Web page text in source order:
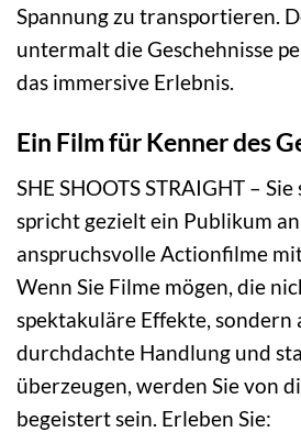
Spannung zu transportieren.
untermalt die Geschehnisse
das immersive Erlebnis.
Ein Film für Kenner des
SHE SHOOTS STRAIGHT –
spricht gezielt ein Publikum
anspruchsvolle Actionfilme
Wenn Sie Filme mögen, die
spektakuläre Effekte, sondern
durchdachte Handlung und
überzeugen, werden Sie von
begeistert sein. Erleben Sie: